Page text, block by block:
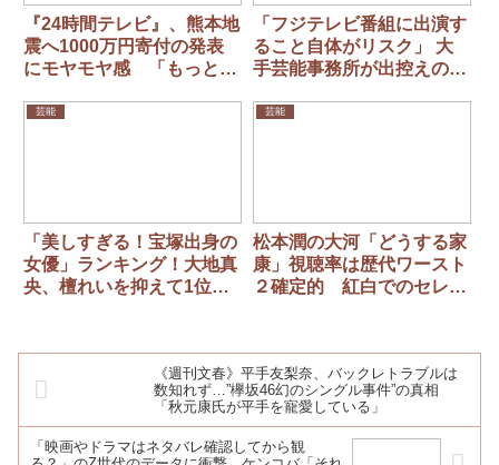
『24時間テレビ』、熊本地
震へ1000万円寄付の発表
にモヤモヤ感 「もっと出
ャラ全部無しにして…」
「フジテレビ番組に出演す
ること自体がリスク」 大
手芸能事務所が出控えの危
芸能
「美しすぎる！宝塚出身の
女優」ランキング！大地真
央、檀れいを抑えて1位に
芸能
松本潤の大河「どうする家
康」視聴率は歴代ワースト
２確定的 紅白でのセレモ
《週刊文春》平手友梨奈、バックレトラブルは
数知れず…”欅坂46幻のシングル事件”の真相
「秋元康氏が平手を寵愛している」
「映画やドラマはネタバレ確認してから観